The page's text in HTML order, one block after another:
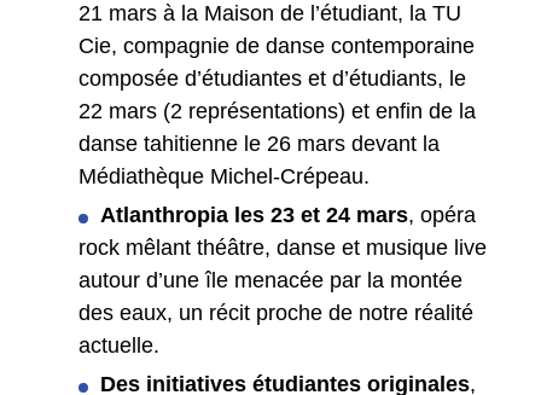
21 mars à la Maison de l’étudiant, la TU
Cie, compagnie de danse contemporaine
composée d’étudiantes et d’étudiants, le
22 mars (2 représentations) et enfin de la
danse tahitienne le 26 mars devant la
Médiathèque Michel-Crépeau.
Atlanthropia les 23 et 24 mars, opéra
rock mêlant théâtre, danse et musique live
autour d’une île menacée par la montée
des eaux, un récit proche de notre réalité
actuelle.
Des initiatives étudiantes originales,